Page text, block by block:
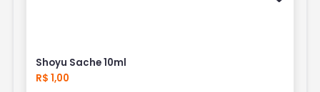
Shoyu Sache 10ml
R$ 1,00